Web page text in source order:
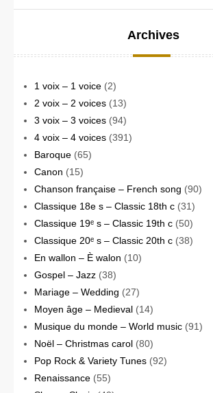
Archives
1 voix – 1 voice (2)
2 voix – 2 voices (13)
3 voix – 3 voices (94)
4 voix – 4 voices (391)
Baroque (65)
Canon (15)
Chanson française – French song (90)
Classique 18e s – Classic 18th c (31)
Classique 19ᵉ s – Classic 19th c (50)
Classique 20ᵉ s – Classic 20th c (38)
En wallon – È walon (10)
Gospel – Jazz (38)
Mariage – Wedding (27)
Moyen âge – Medieval (14)
Musique du monde – World music (91)
Noël – Christmas carol (80)
Pop Rock & Variety Tunes (92)
Renaissance (55)